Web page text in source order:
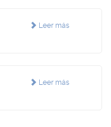
Leer más
Leer más